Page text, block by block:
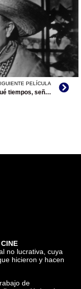
CINETECA
CINETECA
PELÍCULA
1941 ¡Ay, qué tiempos, señor don Simón!
no lucrativa, cuya
hicieron y hacen
de